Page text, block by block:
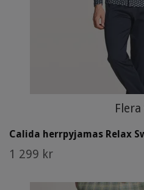
Flera
Calida herrpyjamas Relax
1 299 kr